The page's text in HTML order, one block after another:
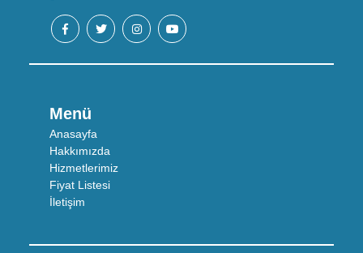
Menü
Anasayfa
Hakkımızda
Hizmetlerimiz
Fiyat Listesi
İletişim